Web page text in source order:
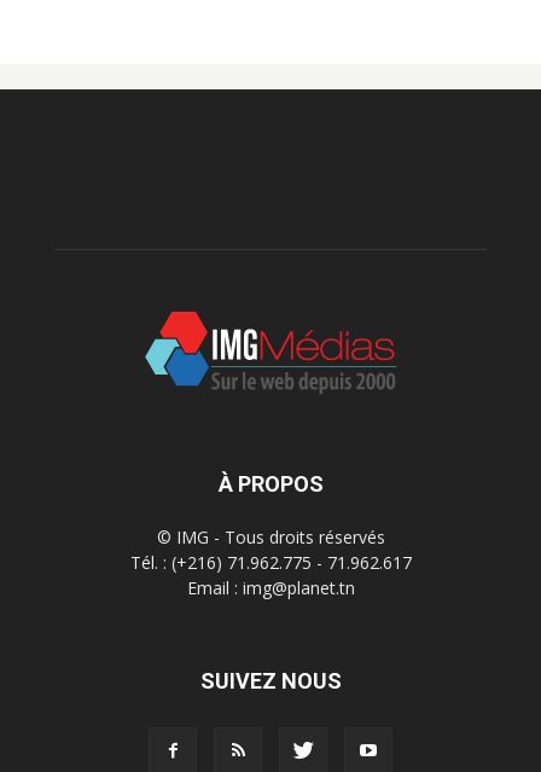
À PROPOS
© IMG - Tous droits réservés
Tél. : (+216) 71.962.775 - 71.962.617
Email : img@planet.tn
SUIVEZ NOUS